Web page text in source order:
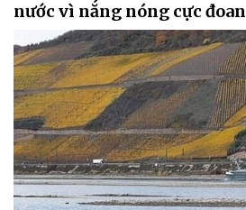
nước vì nắng nóng cực đoan